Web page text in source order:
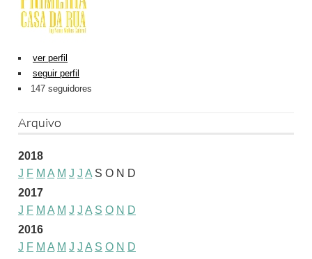
ver perfil
seguir perfil
147 seguidores
Arquivo
2018
J F M A M J J A S O N D
2017
J F M A M J J A S O N D
2016
J F M A M J J A S O N D